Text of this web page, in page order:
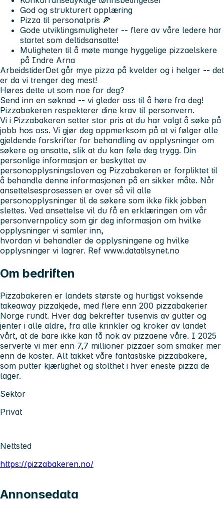
God og strukturert opplæring
Pizza til personalpris 🍕
Gode utviklingsmuligheter -- flere av våre ledere har
startet som deltidsansatte!
Muligheten til å møte mange hyggelige pizzaelskere
på Indre Arna
ArbeidstiderDet går mye pizza på kvelder og i helger -- det
er da vi trenger deg mest!
Høres dette ut som noe for deg?
Send inn en søknad -- vi gleder oss til å høre fra deg!
Pizzabakeren respekterer dine krav til personvern.
Vi i Pizzabakeren setter stor pris at du har valgt å søke på
jobb hos oss. Vi gjør deg oppmerksom på at vi følger alle
gjeldende forskrifter for behandling av opplysninger om
søkere og ansatte, slik at du kan føle deg trygg. Din
personlige informasjon er beskyttet av
personopplysningsloven og Pizzabakeren er forpliktet til
å behandle denne informasjonen på en sikker måte. Når
ansettelsesprosessen er over så vil alle
personopplysninger til de søkere som ikke fikk jobben
slettes. Ved ansettelse vil du få en erklæringen om vår
personvernpolicy som gir deg informasjon om hvilke
opplysninger vi samler inn,
hvordan vi behandler de opplysningene og hvilke
opplysninger vi lagrer. Ref www.datatilsynet.no
Om bedriften
Pizzabakeren er landets største og hurtigst voksende
takeaway pizzakjede, med flere enn 200 pizzabakerier
Norge rundt. Hver dag bekrefter tusenvis av gutter og
jenter i alle aldre, fra alle krinkler og kroker av landet
vårt, at de bare ikke kan få nok av pizzaene våre. I 2025
serverte vi mer enn 7,7 millioner pizzaer som smaker mer
enn de koster. Alt takket våre fantastiske pizzabakere,
som putter kjærlighet og stolthet i hver eneste pizza de
lager.
Sektor
Privat
Nettsted
https://pizzabakeren.no/
Annonsedata